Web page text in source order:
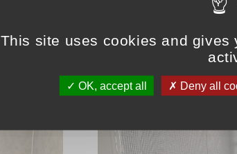
This site uses cookies and gives
OK, accept all Deny all